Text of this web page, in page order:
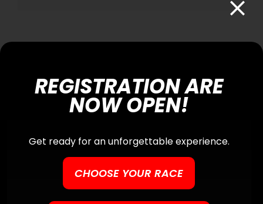
Search
for:
REGISTRATION ARE
NOW OPEN!
Get ready for an unforgettable experience.
CHOOSE YOUR RACE